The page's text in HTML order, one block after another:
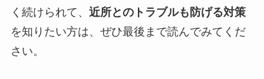
く続けられて、 近所とのトラブルも防げる対策
を知りたい方は、ぜひ最後まで読んでみてくだ
さい。